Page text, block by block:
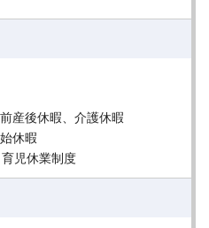
産後休暇、介護休暇
休暇
児休業制度